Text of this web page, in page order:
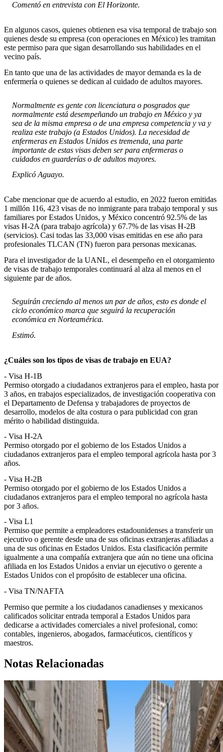
Comentó en entrevista con El Horizonte.
En algunos casos, quienes obtienen esa visa temporal de trabajo son
quienes desde su empresa (con operaciones en México) les tramitan
este permiso para que sigan desarrollando sus habilidades en el
vecino país.
En tanto que una de las actividades de mayor demanda es la de
enfermería o quienes se dedican al cuidado de adultos mayores.
Normalmente es gente con licenciatura o posgrados que
normalmente está desempeñando un trabajo en México y ya
sea de la misma empresa o de una empresa competencia y va y
realiza este trabajo (a Estados Unidos). La necesidad de
enfermeras en Estados Unidos es tremenda, una parte
importante de estas visas deben ser para enfermeras o
cuidados en guarderías o de adultos mayores.
Explicó Aguayo.
Cabe mencionar que de acuerdo al estudio, en 2022 fueron emitidas
1 millón 116, 423 visas de no inmigrante para trabajo temporal y sus
familiares por Estados Unidos, y México concentró 92.5% de las
visas H-2A (para trabajo agrícola) y 67.7% de las visas H-2B
(servicios). Casi todas las 33,000 visas emitidas en ese año para
profesionales TLCAN (TN) fueron para personas mexicanas.
Para el investigador de la UANL, el desempeño en el otorgamiento
de visas de trabajo temporales continuará al alza al menos en el
siguiente par de años.
Seguirán creciendo al menos un par de años, esto es donde el
ciclo económico marca que seguirá la recuperación
económica en Norteamérica.
Estimó.
¿Cuáles son los tipos de visas de trabajo en EUA?
- Visa H-1B
Permiso otorgado a ciudadanos extranjeros para el empleo, hasta por
3 años, en trabajos especializados, de investigación cooperativa con
el Departamento de Defensa y trabajadores de proyectos de
desarrollo, modelos de alta costura o para publicidad con gran
mérito o habilidad distinguida.
- Visa H-2A
Permiso otorgado por el gobierno de los Estados Unidos a
ciudadanos extranjeros para el empleo temporal agrícola hasta por 3
años.
- Visa H-2B
Permiso otorgado por el gobierno de los Estados Unidos a
ciudadanos extranjeros para el empleo temporal no agrícola hasta
por 3 años.
- Visa L1
Permiso que permite a empleadores estadounidenses a transferir un
ejecutivo o gerente desde una de sus oficinas extranjeras afiliadas a
una de sus oficinas en Estados Unidos. Esta clasificación permite
igualmente a una compañía extranjera que aún no tiene una oficina
afiliada en los Estados Unidos a enviar un ejecutivo o gerente a
Estados Unidos con el propósito de establecer una oficina.
- Visa TN/NAFTA
Permiso que permite a los ciudadanos canadienses y mexicanos
calificados solicitar entrada temporal a Estados Unidos para
dedicarse a actividades comerciales a nivel profesional, como:
contables, ingenieros, abogados, farmacéuticos, científicos y
maestros.
Notas Relacionadas